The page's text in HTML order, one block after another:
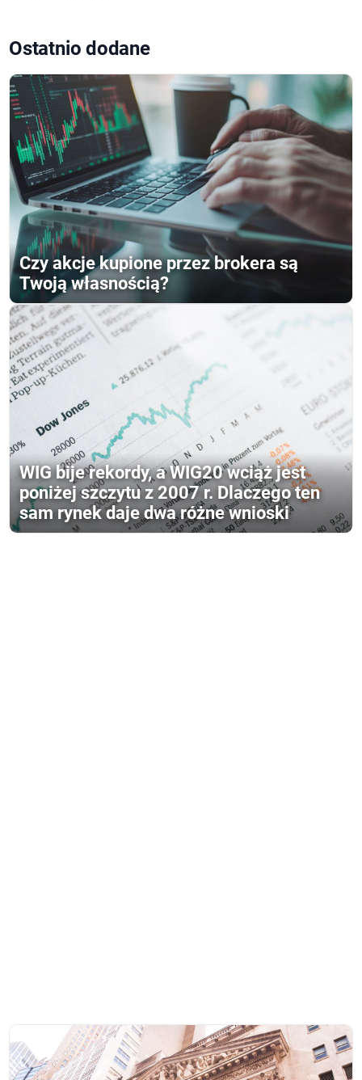
Ostatnio dodane
Czy akcje kupione przez brokera są
Twoją własnością?
WIG bije rekordy, a WIG20 wciąż jest
poniżej szczytu z 2007 r. Dlaczego ten
sam rynek daje dwa różne wnioski